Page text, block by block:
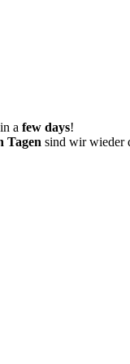
a few days!
Tagen sind wir wieder